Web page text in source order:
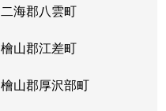
二海郡八雲町
檜山郡江差町
檜山郡厚沢部町